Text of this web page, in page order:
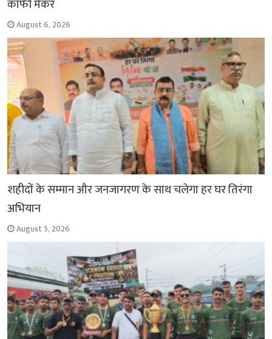
कॉफी मेकर
August 6, 2026
शहीदों के सम्मान और जनजागरण के साथ चलेगा हर घर तिरंगा
अभियान
August 5, 2026